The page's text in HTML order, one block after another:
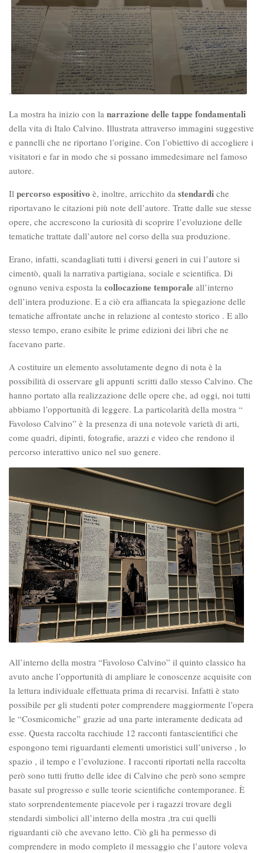
.
La mostra ha inizio con la narrazione delle tappe fondamentali
della vita di Italo Calvino. Illustrata attraverso immagini suggestive
e pannelli che ne riportano l’origine. Con l’obiettivo di accogliere i
visitatori e far in modo che si possano immedesimare nel famoso
autore.
Il percorso espositivo è, inoltre, arricchito da stendardi che
riportavano le citazioni più note dell’autore. Tratte dalle sue stesse
opere, che accrescono la curiosità di scoprire l’evoluzione delle
tematiche trattate dall’autore nel corso della sua produzione.
Erano, infatti, scandagliati tutti i diversi generi in cui l’autore si
cimentò, quali la narrativa partigiana, sociale e scientifica. Di
ognuno veniva esposta la collocazione temporale all’interno
dell’intera produzione. E a ciò era affiancata la spiegazione delle
tematiche affrontate anche in relazione al contesto storico . E allo
stesso tempo, erano esibite le prime edizioni dei libri che ne
facevano parte.
A costituire un elemento assolutamente degno di nota è la
possibilità di osservare gli appunti scritti dallo stesso Calvino. Che
hanno portato alla realizzazione delle opere che, ad oggi, noi tutti
abbiamo l’opportunità di leggere. La particolarità della mostra “
Favoloso Calvino” è la presenza di una notevole varietà di arti,
come quadri, dipinti, fotografie, arazzi e video che rendono il
percorso interattivo unico nel suo genere.
All’interno della mostra “Favoloso Calvino” il quinto classico ha
avuto anche l’opportunità di ampliare le conoscenze acquisite con
la lettura individuale effettuata prima di recarvisi. Infatti è stato
possibile per gli studenti poter comprendere maggiormente l’opera
le “Cosmicomiche” grazie ad una parte interamente dedicata ad
esse. Questa raccolta racchiude 12 racconti fantascientifici che
espongono temi riguardanti elementi umoristici sull’universo , lo
spazio , il tempo e l’evoluzione. I racconti riportati nella raccolta
però sono tutti frutto delle idee di Calvino che però sono sempre
basate sul progresso e sulle teorie scientifiche contemporanee. È
stato sorprendentemente piacevole per i ragazzi trovare degli
stendardi simbolici all’interno della mostra ,tra cui quelli
riguardanti ciò che avevano letto. Ciò gli ha permesso di
comprendere in modo completo il messaggio che l’autore voleva